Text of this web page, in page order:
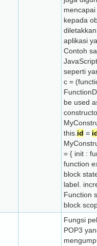
kepada
aplikasi
Contoh
seperti
c =
be used
this. id =
= { init :
function
block
label.
Function
block
Fungsi
POP3